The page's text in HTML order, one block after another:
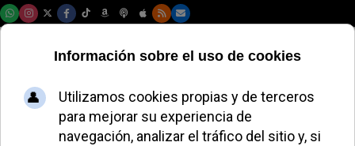
León XIV pide a